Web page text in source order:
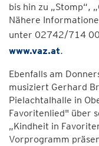
bis hin zu „Stomp“,
Nähere
unter 02742/714
www.vaz.at.
Ebenfalls am
musiziert Gerhard
Pielachtalhalle in
Favoritenlied" über
„Kindheit in
Vorprogramm